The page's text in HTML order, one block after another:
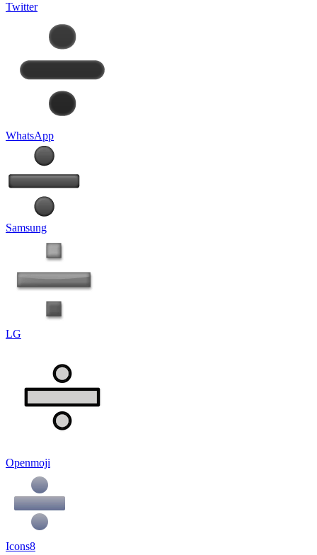
Twitter
WhatsApp
Samsung
LG
Openmoji
Icons8